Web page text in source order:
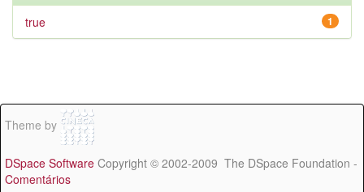
1
true
Theme by
DSpace Software Copyright © 2002-2009 The DSpace Foundation -
Comentários